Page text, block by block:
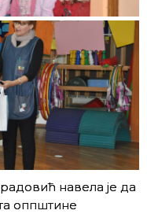
навела је да
оппштине